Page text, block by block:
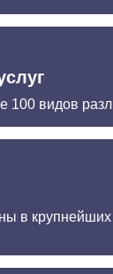
100 видов
в крупнейших